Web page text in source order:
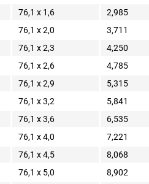
76,1 x 1,6
2,985
76,1 x 2,0
3,711
76,1 x 2,3
4,250
76,1 x 2,6
4,785
76,1 x 2,9
5,315
76,1 x 3,2
5,841
76,1 x 3,6
6,535
76,1 x 4,0
7,221
76,1 x 4,5
8,068
76,1 x 5,0
8,902